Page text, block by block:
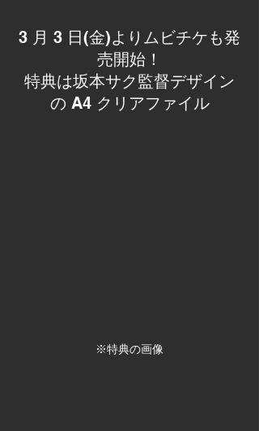
3 月 3 日(金)よりムビチケも発
売開始！
特典は坂本サク監督デザイン
の A4 クリアファイル
※特典の画像